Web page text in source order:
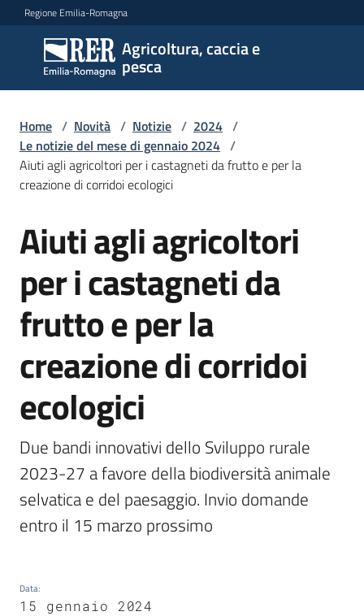
Vai al contenuto
Vai alla navigazione
Vai al footer
Regione Emilia-Romagna
Agricoltura, caccia e
pesca
Agricoltura,
caccia e
pesca
Argomenti
Novità
Servizi
Leggi
atti
bandi
Piani
programmi
in
cifre
Home / Novità / Notizie / 2024 /
Le notizie del mese di gennaio 2024 /
Aiuti agli agricoltori per i castagneti da frutto e per la
creazione di corridoi ecologici
Salta al contenuto
Aiuti agli agricoltori
per i castagneti da
frutto e per la
creazione di corridoi
ecologici
Due bandi innovativi dello Sviluppo rurale
2023-27 a favore della biodiversità animale
selvatica e del paesaggio. Invio domande
entro il 15 marzo prossimo
Data:
15 gennaio 2024